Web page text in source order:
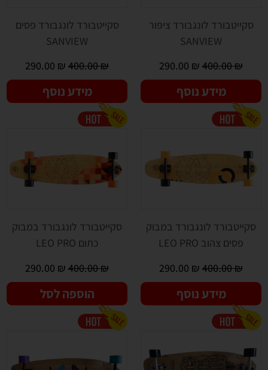
סקייטבורד לונגבורד ציפור
SANVIEW
400.00₪
290.00 ₪
מידע נוסף
סקייטבורד לונגבורד פסים
SANVIEW
400.00₪
290.00 ₪
מידע נוסף
סקייטבורד לונגבורד במבוק
פסים צהוב LEO PRO
400.00₪
290.00 ₪
מידע נוסף
סקייטבורד לונגבורד במבוק
כתום LEO PRO
400.00₪
290.00 ₪
הוספה לסל